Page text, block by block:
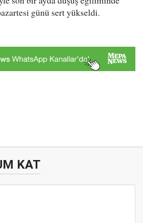
günü sert yükseldi.
KAT